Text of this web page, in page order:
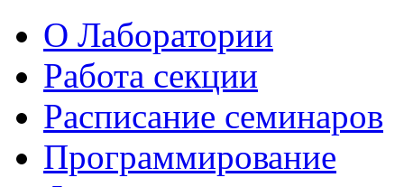
О Лаборатории
Работа секции
Расписание семинаров
Программирование